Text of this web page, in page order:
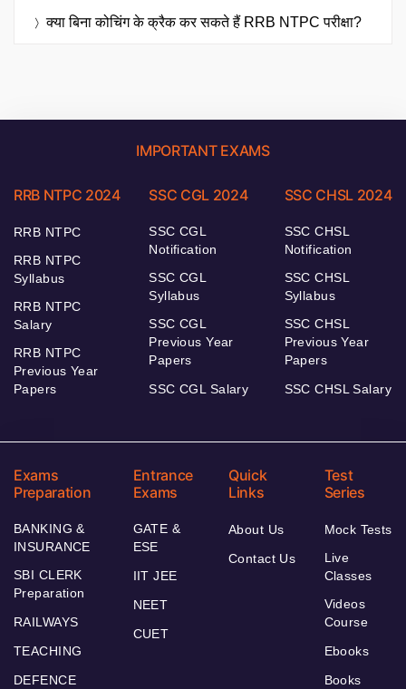
क्या बिना कोचिंग के क्रैक कर सकते हैं RRB NTPC परीक्षा?
IMPORTANT EXAMS
RRB NTPC 2024
RRB NTPC
RRB NTPC
Syllabus
RRB NTPC
Salary
RRB NTPC
Previous Year
Papers
SSC CGL 2024
SSC CGL
Notification
SSC CGL
Syllabus
SSC CGL
Previous Year
Papers
SSC CGL Salary
SSC CHSL 2024
SSC CHSL
Notification
SSC CHSL
Syllabus
SSC CHSL
Previous Year
Papers
SSC CHSL Salary
Exams
Preparation
BANKING &
INSURANCE
SBI CLERK
Preparation
RAILWAYS
TEACHING
DEFENCE
Entrance
Exams
GATE &
ESE
IIT JEE
NEET
CUET
Quick
Links
About Us
Contact Us
Test
Series
Mock Tests
Live
Classes
Videos
Course
Ebooks
Books